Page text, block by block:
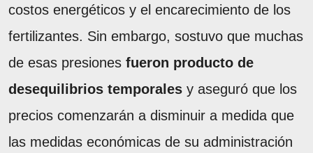
costos energéticos y el encarecimiento de los
fertilizantes. Sin embargo, sostuvo que muchas
de esas presiones fueron producto de
desequilibrios temporales y aseguró que los
precios comenzarán a disminuir a medida que
las medidas económicas de su administración